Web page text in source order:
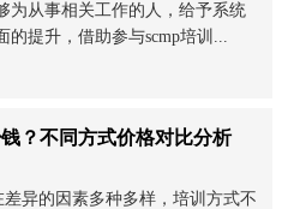
为从事相关工作的人，给予系统
的提升，借助参与scmp培训...
？不同方式价格对比分析
异的因素多种多样，培训方式不